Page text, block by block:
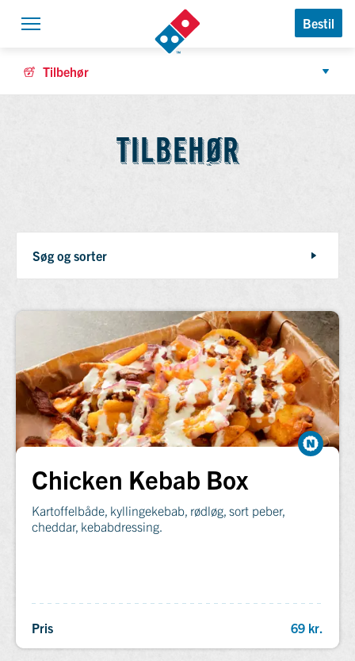
Bestil
Tilbehør
TILBEHØR
TILBEHØR
Søg og sorter
Chicken Kebab Box
Kartoffelbåde, kyllingekebab, rødløg, sort peber,
cheddar, kebabdressing.
Pris 69 kr.